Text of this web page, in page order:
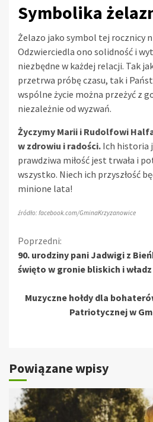
Symbolika
Żelazo jako symbol tej rocznicy
Odzwierciedla ono solidność i
niezbędne w każdej relacji. Tak
przetrwa próbę czasu, tak i
wspólne życie można przeżyć z
niezależnie od wyzwań.
Życzymy Marii i Rudolfowi
w zdrowiu i radości. Ich historia
prawdziwa miłość jest trwała i
wszystko. Niech ich przyszłość
minione lata!
źródło: facebook.com/GminaKrzyzanowice
Kontynuuj
czytanie
Poprzedni:
90. urodziny pani Jadwigi z
święto w gronie bliskich i
Muzyczne hołdy dla
Patriotycznej w
Powiązane wpisy